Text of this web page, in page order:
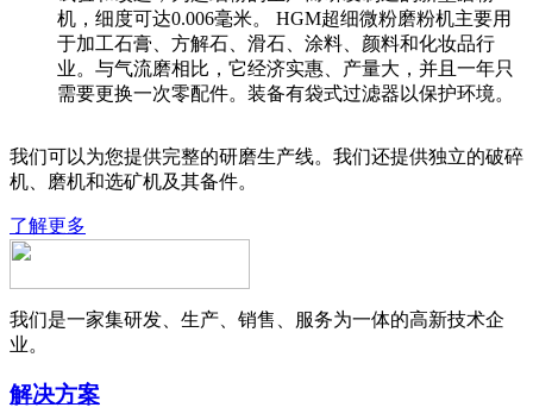
机，细度可达0.006毫米。 HGM超细微粉磨粉机主要用
于加工石膏、方解石、滑石、涂料、颜料和化妆品行
业。与气流磨相比，它经济实惠、产量大，并且一年只
需要更换一次零配件。装备有袋式过滤器以保护环境。
我们可以为您提供完整的研磨生产线。我们还提供独立的破碎
机、磨机和选矿机及其备件。
了解更多
我们是一家集研发、生产、销售、服务为一体的高新技术企
业。
解决方案